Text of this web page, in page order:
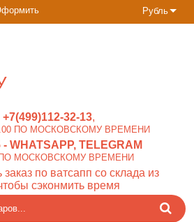
Рубль
+7(499)112-32-13
ПО МОСКОВСКОМУ ВРЕМЕНИ
- WHATSAPP, TELEGRAM
ПО МОСКОВСКОМУ ВРЕМЕНИ
по ватсапп со склада из
сэконмить время